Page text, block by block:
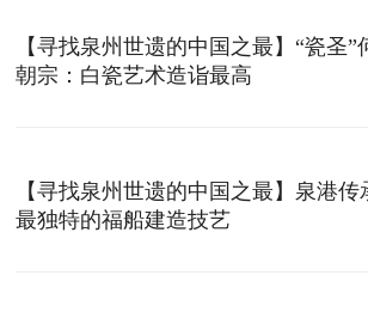
【寻找泉州世遗的中国之最】“瓷圣”
朝宗：白瓷艺术造诣最高
【寻找泉州世遗的中国之最】泉港传
最独特的福船建造技艺